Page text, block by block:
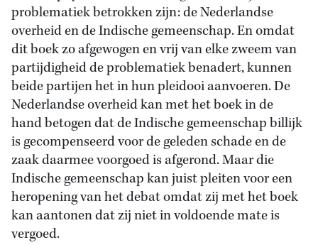
problematiek betrokken zijn: de Nederlandse
overheid en de Indische gemeenschap. En omdat
dit boek zo afgewogen en vrij van elke zweem van
partijdigheid de problematiek benadert, kunnen
beide partijen het in hun pleidooi aanvoeren. De
Nederlandse overheid kan met het boek in de
hand betogen dat de Indische gemeenschap billijk
is gecompenseerd voor de geleden schade en de
zaak daarmee voorgoed is afgerond. Maar die
Indische gemeenschap kan juist pleiten voor een
heropening van het debat omdat zij met het boek
kan aantonen dat zij niet in voldoende mate is
vergoed.